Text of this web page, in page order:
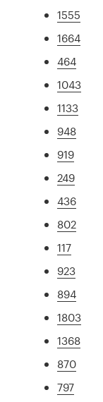
1555
1664
464
1043
1133
948
919
249
436
802
117
923
894
1803
1368
870
797